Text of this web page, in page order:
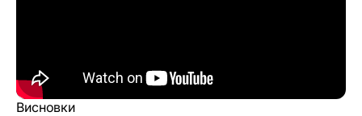
Висновки